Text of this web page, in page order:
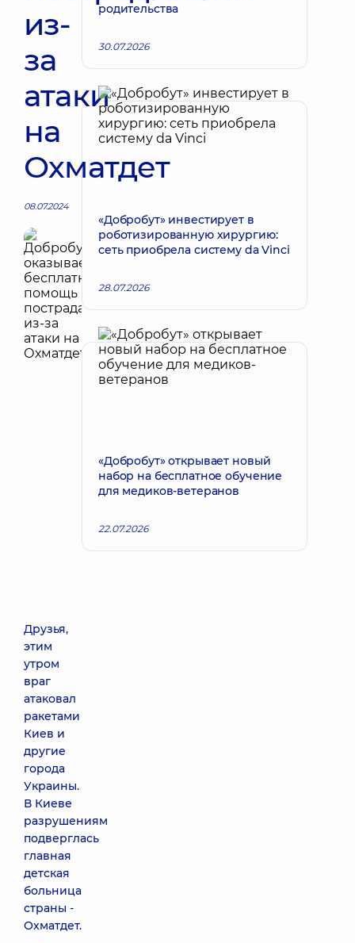
из-
за
атаки
на
Охматдет
08.07.2024
Друзья,
этим
утром
враг
атаковал
ракетами
Киев и
другие
города
Украины.
В Киеве
разрушениям
подверглась
главная
детская
больница
страны -
Охматдет.
родительства
30.07.2026
«Добробут» инвестирует в
роботизированную хирургию:
сеть приобрела систему da Vinci
28.07.2026
«Добробут» открывает новый
набор на бесплатное обучение
для медиков-ветеранов
22.07.2026